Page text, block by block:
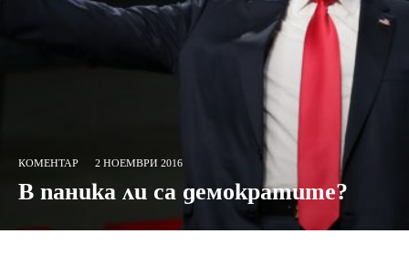
КОМЕНТАР 2 НОЕМВРИ 2016
В паника ли са демократите?